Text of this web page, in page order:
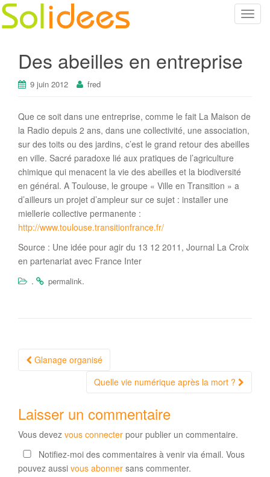
T
a
i
Des abeilles en entreprise
9 juin 2012 fred
Que ce soit dans une entreprise, comme le fait La Maison de
la Radio depuis 2 ans, dans une collectivité, une association,
sur des toits ou des jardins, c’est le grand retour des abeilles
en ville. Sacré paradoxe lié aux pratiques de l’agriculture
chimique qui menacent la vie des abeilles et la biodiversité
en général. A Toulouse, le groupe « Ville en Transition » a
d’ailleurs un projet d’ampleur sur ce sujet : installer une
miellerie collective permanente :
http://www.toulouse.transitionfrance.fr/
Source : Une idée pour agir du 13 12 2011, Journal La Croix
en partenariat avec France Inter
.
permalink.
Navigation
Glanage organisé
Quelle vie numérique après la mort ?
Laisser un commentaire
Vous devez vous connecter pour publier un commentaire.
Notifiez-moi des commentaires à venir via émail. Vous
pouvez aussi vous abonner sans commenter.